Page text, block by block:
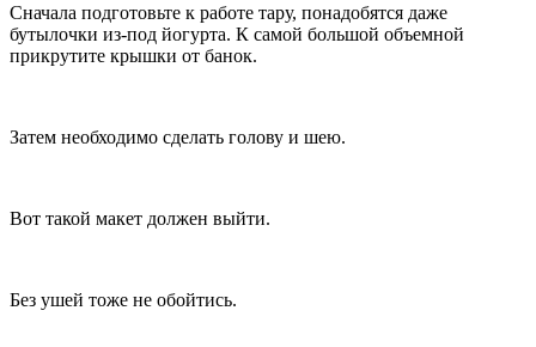
Сначала подготовьте к работе тару, понадобятся даже
бутылочки из-под йогурта. К самой большой объемной
прикрутите крышки от банок.
Затем необходимо сделать голову и шею.
Вот такой макет должен выйти.
Без ушей тоже не обойтись.